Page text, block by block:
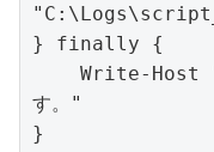
} finally {
す。"
}